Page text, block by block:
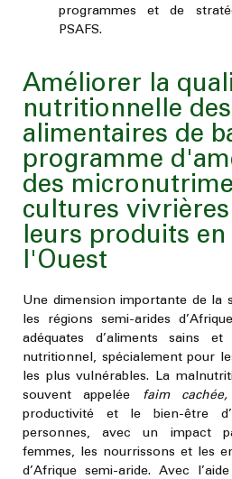
programmes et de
PSAFS.
Améliorer la
nutritionnelle
alimentaires de
programme
des
cultures vivrières
leurs produits
l'Ouest
Une dimension importante de la
les régions semi-arides
adéquates d’aliments sains
nutritionnel, spécialement pour
les plus vulnérables. La
souvent appelée faim cachée,
productivité et le bien-être
personnes, avec un impact
femmes, les nourrissons et les
d’Afrique semi-aride. Avec